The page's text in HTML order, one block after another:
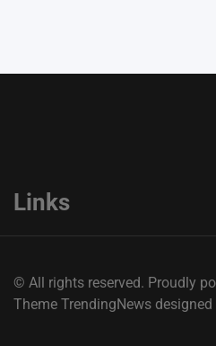
Links
© All rights reserved. Proudly
Theme TrendingNews designed